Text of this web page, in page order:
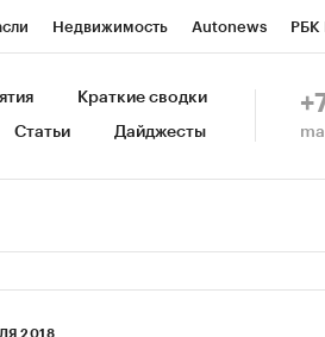
Недвижимость Autonews РБК
Спецпроекты СПб Конференции
Краткие сводки
Статьи Дайджесты
2018